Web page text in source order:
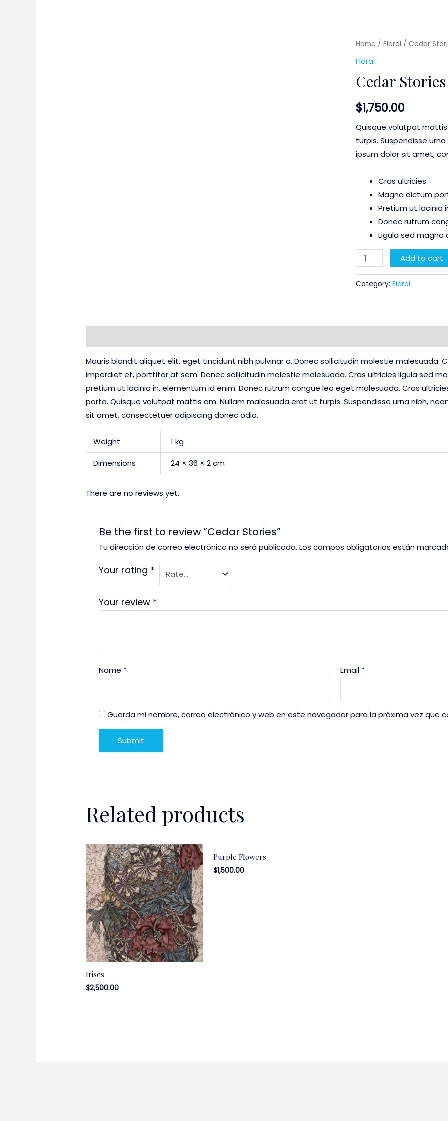
Home / Floral / Cedar
Floral
Cedar Stories
$1,750.00
Quisque volutpat
turpis. Suspendisse
ipsum dolor sit amet,
Cras ultricies
Magna dictum
Pretium ut lacinia
Donec rutrum
Ligula sed
Cedar
Stories
quantity
Add to cart
Category: Floral
Mauris blandit aliquet elit, eget tincidunt nibh pulvinar a. Donec sollicitudin molestie malesuada.
imperdiet et, porttitor at sem. Donec sollicitudin molestie malesuada. Cras ultricies ligula sed
pretium ut lacinia in, elementum id enim. Donec rutrum congue leo eget malesuada. Cras
porta. Quisque volutpat mattis am. Nullam malesuada erat ut turpis. Suspendisse urna nibh,
sit amet, consectetuer adipiscing donec odio.
Weight 1 kg
Dimensions 24 × 36 × 2 cm
There are no reviews yet.
Be the first to review “Cedar Stories”
Tu dirección de correo electrónico no será publicada. Los campos obligatorios están
Your rating *
Your review *
Name * Email *
Guarda mi nombre, correo electrónico y web en este navegador para la próxima vez que
Related products
Irises
$2,500.00
Purple Flowers
$1,500.00